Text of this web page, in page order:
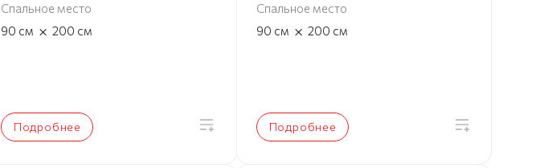
Спальное место
90 см × 200 см
Подробнее
Спальное место
90 см × 200 см
Подробнее